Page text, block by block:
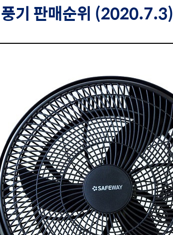
기 판매순위 (2020.7.3)